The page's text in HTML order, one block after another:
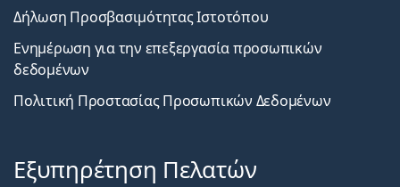
Δήλωση Προσβασιμότητας Ιστοτόπου
Ενημέρωση για την επεξεργασία προσωπικών
δεδομένων
Πολιτική Προστασίας Προσωπικών Δεδομένων
Εξυπηρέτηση Πελατών